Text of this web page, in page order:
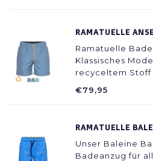
RAMATUELLE
Ramatuelle
Klassisches
recyceltem Stoff
€79,95
RAMATUELLE
Unser Baleine
Badeanzug für